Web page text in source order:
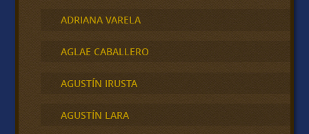
ADRIANA VARELA
AGLAE CABALLERO
AGUSTÍN IRUSTA
AGUSTÍN LARA